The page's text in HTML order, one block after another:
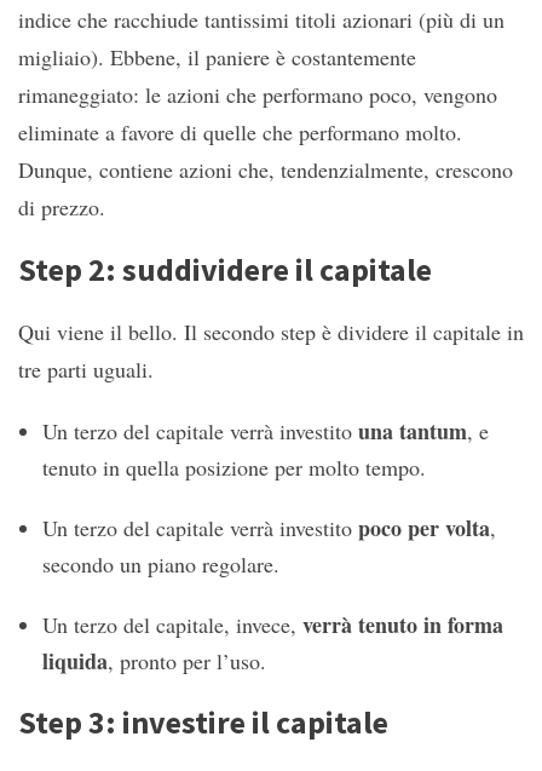
indice che racchiude tantissimi titoli azionari (più di un
migliaio). Ebbene, il paniere è costantemente
rimaneggiato: le azioni che performano poco, vengono
eliminate a favore di quelle che performano molto.
Dunque, contiene azioni che, tendenzialmente, crescono
di prezzo.
Step 2: suddividere il capitale
Qui viene il bello. Il secondo step è dividere il capitale in
tre parti uguali.
Un terzo del capitale verrà investito una tantum, e
tenuto in quella posizione per molto tempo.
Un terzo del capitale verrà investito poco per volta,
secondo un piano regolare.
Un terzo del capitale, invece, verrà tenuto in forma
liquida, pronto per l’uso.
Step 3: investire il capitale